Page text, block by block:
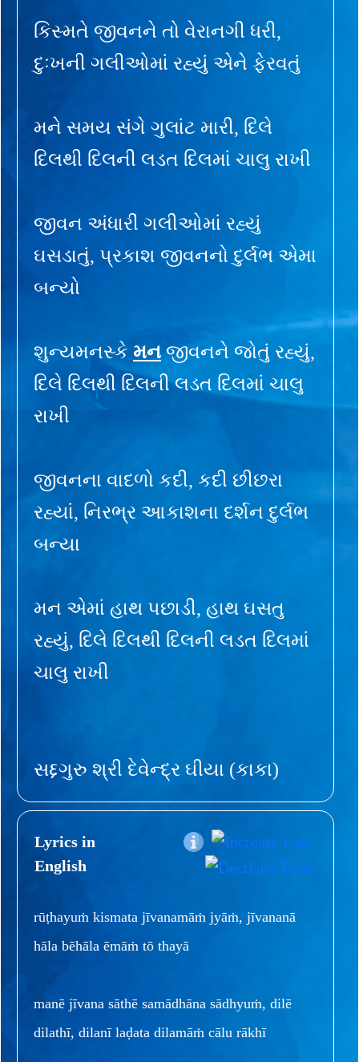
કિસ્મતે જીવનને તો વેરાનગી ધરી,
દુઃખની ગલીઓમાં રહ્યું એને ફેરવતું
મને સમય સંગે ગુલાંટ મારી, દિલે
દિલથી દિલની લડત દિલમાં ચાલુ રાખી
જીવન અંધારીં ગલીઓમાં રહ્યું
ઘસડાતું, પ્રકાશ જીવનનો દુર્લભ એમા
બન્યો
શુન્યમનસ્કે મનજીવનને જોતું રહ્યું,
દિલે દિલથી દિલની લડત દિલમાં ચાલુ
રાખી
જીવનના વાદળો કદી, કદી છીછરા
રહ્યાં, નિરભ્ર આકાશના દર્શન દુર્લભ
બન્યા
મન એમાં હાથ પછાડી, હાથ ઘસતુ
રહ્યું, દિલે દિલથી દિલની લડત દિલમાં
ચાલુ રાખી
સદ્દગુરુ શ્રી દેવેન્દ્ર ઘીયા (કાકા)
Lyrics in
English
rūṭhayuṁ kismata jīvanamāṁ jyāṁ, jīvananā
hāla bēhāla ēmāṁ tō thayā
manē jīvana sāthē samādhāna sādhyuṁ, dilē
dilathī, dilanī laḍata dilamāṁ cālu rākhī